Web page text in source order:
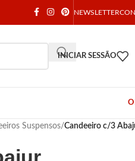
NEWSLETTER
INICIAR SESSÃO
Suspensos/Candeeiro c/3